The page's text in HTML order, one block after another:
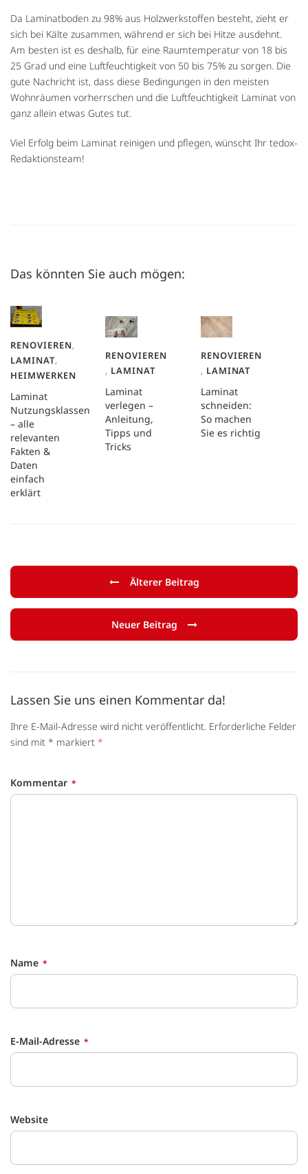
Da Laminatboden zu 98% aus Holzwerkstoffen besteht, zieht er
sich bei Kälte zusammen, während er sich bei Hitze ausdehnt.
Am besten ist es deshalb, für eine Raumtemperatur von 18 bis
25 Grad und eine Luftfeuchtigkeit von 50 bis 75% zu sorgen. Die
gute Nachricht ist, dass diese Bedingungen in den meisten
Wohnräumen vorherrschen und die Luftfeuchtigkeit Laminat von
ganz allein etwas Gutes tut.
Viel Erfolg beim Laminat reinigen und pflegen, wünscht Ihr tedox-
Redaktionsteam!
Das könnten Sie auch mögen:
Laminat
Nutzungsklassen
– alle
relevanten
Fakten &
Daten
einfach
erklärt
RENOVIEREN,
LAMINAT,
HEIMWERKEN
Laminat
verlegen –
Anleitung,
Tipps und
Tricks
RENOVIEREN
, LAMINAT
Laminat
schneiden:
So machen
Sie es richtig
RENOVIEREN
, LAMINAT
Älterer Beitrag
Neuer Beitrag
Lassen Sie uns einen Kommentar da!
Ihre E-Mail-Adresse wird nicht veröffentlicht. Erforderliche Felder
sind mit * markiert *
Kommentar
Name
E-Mail-Adresse
Website